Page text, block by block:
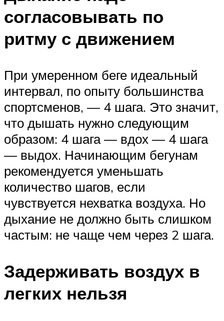
согласовывать по
ритму с движением
При умеренном беге идеальный
интервал, по опыту большинства
спортсменов, — 4 шага. Это значит,
что дышать нужно следующим
образом: 4 шага — вдох — 4 шага
— выдох. Начинающим бегунам
рекомендуется уменьшать
количество шагов, если
чувствуется нехватка воздуха. Но
дыхание не должно быть слишком
частым: не чаще чем через 2 шага.
Задерживать воздух в
легких нельзя